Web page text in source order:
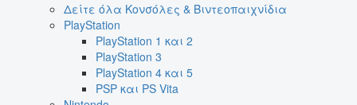
Δείτε όλα Κονσόλες & Βιντεοπαιχνίδια
PlayStation
PlayStation 1 και 2
PlayStation 3
PlayStation 4 και 5
PSP και PS Vita